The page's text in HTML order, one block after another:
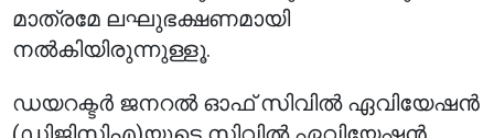
മാത്രമേ ലഘുഭക്ഷണമായി
നൽകിയിരുന്നുള്ളൂ.
ഡയറക്ടർ ജനറൽ ഓഫ് സിവിൽ ഏവിയേഷൻ